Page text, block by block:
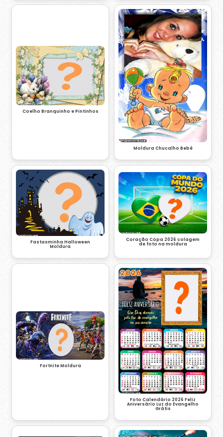
Coelho Branquinho e Pintinhos
Moldura Chucalho Bebê
Fastasminha Halloween
Moldura
Coração Copa 2026 colagem
de foto na moldura
Fortnite Moldura
Foto Calendário 2026 Feliz
Aniversário Luz do Evangelho
Grátis